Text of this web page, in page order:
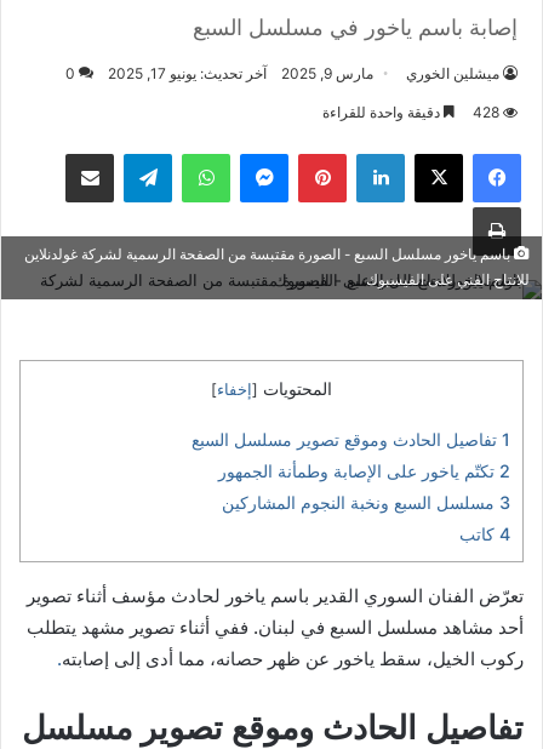
إصابة باسم ياخور في مسلسل السبع
ميشلين الخوري مارس 9, 2025 آخر تحديث: يونيو 17, 2025 0
428 دقيقة واحدة للقراءة
فيسبوك ‫X لينكدإن بينتيريستماسنجر واتساب تيلقرام مشاكة بواسطة البريد الالكتروني
طباعة
باسم ياخور مسلسل السبع - الصورة مقتبسة من الصفحة الرسمية لشركة غولدنلاين
للانتاج الفني على الفيسبوك
المحتويات [ إخفاء]
1 تفاصيل الحادث وموقع تصوير مسلسل السبع
2 تكتّم ياخور على الإصابة وطمأنة الجمهور
3 مسلسل السبع ونخبة النجوم المشاركين
4 كاتب
تعرّض الفنان السوري القدير باسم ياخور لحادث مؤسف أثناء تصوير
أحد مشاهد مسلسل السبع في لبنان. ففي أثناء تصوير مشهد يتطلب
ركوب الخيل، سقط ياخور عن ظهر حصانه، مما أدى إلى إصابته.
تفاصيل الحادث وموقع تصوير مسلسل